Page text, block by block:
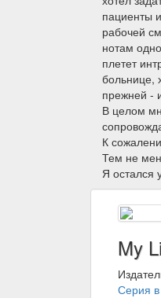
пациенты
рабочей
нотам
плетет
больнице,
прежней -
В целом
К
Тем не
Я остался
My
Серия